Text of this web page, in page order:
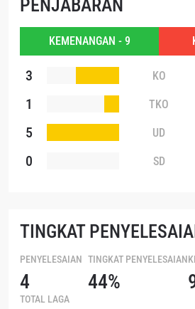
PENJABARAN
KEMENANGAN - 9
3 KO
1
TKO
5
UD
0
SD
TINGKAT
PENYELESAIAN
4
TINGKAT PENYELESAIAN
44%
TOTAL LAGA
membatalkan (unsubscribe) dari
kapan saja.